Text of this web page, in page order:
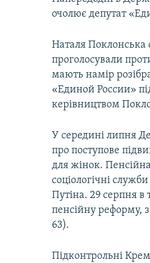
очолює депутат
Наталя Поклонська
проголосували
мають намір
«Единой России»
керівництвом
У середині липня
про поступове
для жінок.
соціологічні
Путіна. 29 серпня
пенсійну реформу,
63).
Підконтрольні